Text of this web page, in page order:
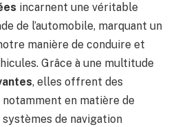
incarnent une véritable
de l’automobile, marquant un
manière de conduire et
Grâce à une multitude
, elles offrent des
notamment en matière de
systèmes de navigation